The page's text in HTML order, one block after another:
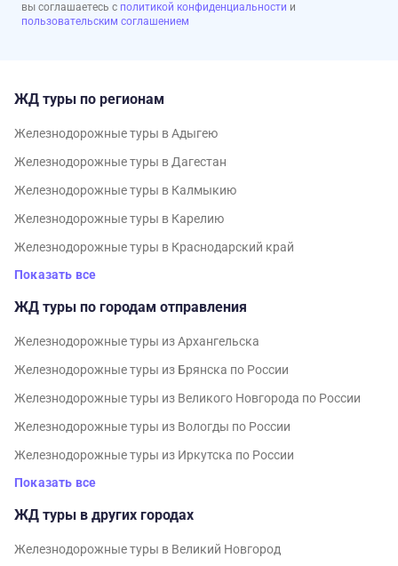
вы соглашаетесь с политикой конфиденциальности и
пользовательским соглашением
ЖД туры по регионам
Железнодорожные туры в Адыгею
Железнодорожные туры в Дагестан
Железнодорожные туры в Калмыкию
Железнодорожные туры в Карелию
Железнодорожные туры в Краснодарский край
Показать все
ЖД туры по городам отправления
Железнодорожные туры из Архангельска
Железнодорожные туры из Брянска по России
Железнодорожные туры из Великого Новгорода по России
Железнодорожные туры из Вологды по России
Железнодорожные туры из Иркутска по России
Показать все
ЖД туры в других городах
Железнодорожные туры в Великий Новгород